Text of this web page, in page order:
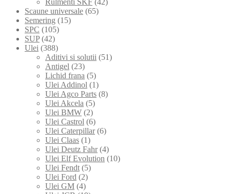
Scaune universale (65)
Semering (15)
SPC (105)
SUP (42)
Ulei (388)
Aditivi si solutii (51)
Antigel (23)
Lichid frana (5)
Ulei Addinol (1)
Ulei Agco Parts (8)
Ulei Akcela (5)
Ulei BMW (2)
Ulei Castrol (6)
Ulei Caterpillar (6)
Ulei Claas (1)
Ulei Deutz Fahr (4)
Ulei Elf Evolution (10)
Ulei Fendt (5)
Ulei Ford (2)
Ulei GM (4)